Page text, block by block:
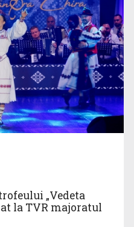
„Vedeta
la TVR majoratul